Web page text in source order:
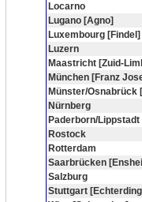
Locarno
Lugano [Agno]
Luxembourg [Findel]
Luzern
Maastricht [Zuid-
München [Franz
Münster/Osnabrück
Nürnberg
Paderborn/Lippstadt
Rostock
Rotterdam
Saarbrücken
Salzburg
Stuttgart